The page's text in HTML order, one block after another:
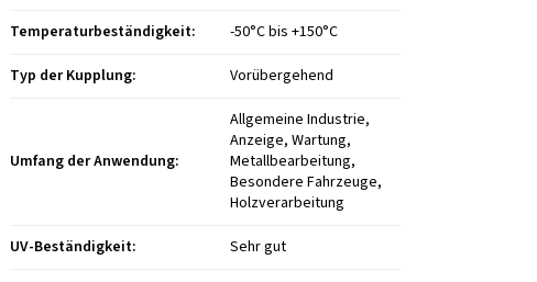
Temperaturbeständigkeit:
-50°C bis +150°C
Typ der Kupplung: Vorübergehend
Umfang der Anwendung:
Allgemeine Industrie,
Anzeige, Wartung,
Metallbearbeitung,
Besondere Fahrzeuge,
Holzverarbeitung
UV-Beständigkeit:
Sehr gut